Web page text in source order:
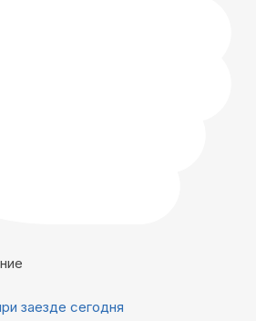
заезде сегодня